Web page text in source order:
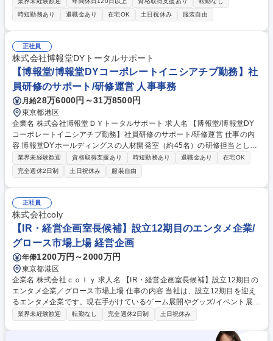
伝活動の立案など幅広くお任せします。 【具体的な業務】 ■プレスリリー
スの企画、作成、配信 ■メディアリレーションの構築、推進 ■インナーリ
レーション（社内広報） ■広告宣伝活動の立案、実行 ■ブランド浸透施策
の推進 【魅力】当社は国内だけでなく世界に事業展開するグローバル企業
です。企業ブランドのさらなる浸透や価値向上のため、社内外への発信を
一気通貫で主導できる裁量の大きさが魅力のポジションです。 募集職種
【白金高輪｜広報（社内外広報・広告宣伝）】駅近1分/リモート/フレック
ス
時短勤務あり
退職金あり 在宅OK 土日祝休み 服装自由
正社員
株式会社博報堂DYトータルサポート
【博報堂/博報堂DYコーポレートイニシアチブ勤務】社
員研修のサポート/研修運営 人事事務
月給28万6000円～31万8500円
東京都港区
企業名 株式会社博報堂ＤＹトータルサポート 求人名 【博報堂/博報堂DY
コーポレートイニシアチブ勤務】社員研修のサポート/研修運営 仕事の内
容 博報堂DYホールディングスの人材開発室（約45名）の研修担当とし
て、新人研修・中堅研修・管理職研修等、広告業界ならではの専門研修を
含むすべての研修に関わる業務を行っていただきます。新卒入社者の研修
運営、 OJT等のフォローアップ業務、その他ミドル、シニアや広告業界な
らではの職種別研修等の運営業務。【業務内容】■各種社内研修のスケジ
ュール管理■講師/受講生対応■会場調整■資料/会場レイアウト等の準備■W
EB会議(ZOOM)のオペレーション■研修実施中の記録■研修後のアンケート
集計等※研修実施日の早朝出勤(8:30～)、研修の前日と実施日の残業、休
日の研修実施日あり。すべての営業日が早出出勤となる月もございます。
募集職種 【博報堂/博報堂DYコーポレートイニシアチブ勤務】社員研修の
サポート/研修運営
業界未経験歓迎 資格取得支援あり 時短勤務あり 退職金あり
在宅OK
完全週休2日制
土日祝休み 服装自由
正社員
株式会社coly
【IR・経営企画室長候補】設立12期目のエンタメ企業/
グロース市場上場 経営企画
年俸1200万円～2000万円
東京都港区
企業名 株式会社ｃｏｌｙ 求人名 【IR・経営企画室長候補】設立12期目の
エンタメ企業／グロース市場上場 仕事の内容 当社は、設立12期目を迎え
るエンタメ企業です。現在手がけているゲーム展開やグッズ/イベント展開
のみならず、今後は他社との協業、AI活用などを通じて、さらなる挑戦を
定、IRや資本政策を含む経営企画業務全般を幅広くご対応いただきたいと
業界未経験歓迎 転勤なし 完全週休2日制 土日祝休み